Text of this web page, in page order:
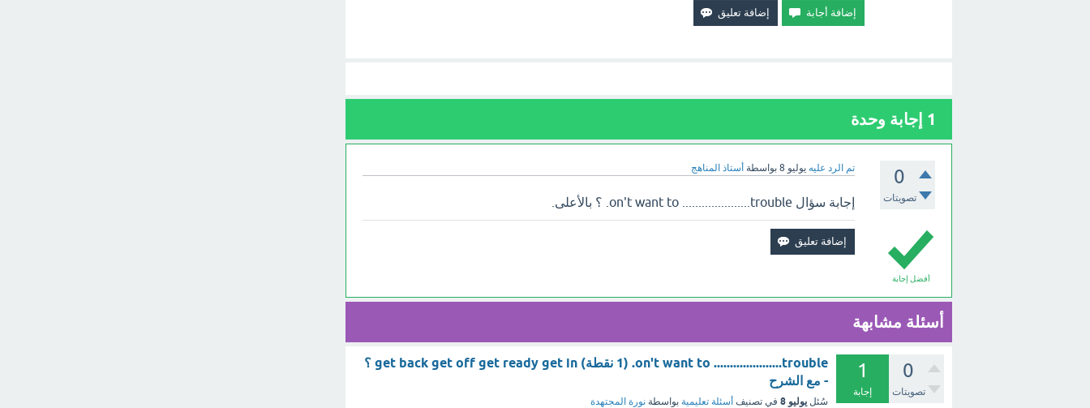
1 إجابة وحدة
0
تصويتات
تم الرد عليه يوليو 8 بواسطة أستاذ المناهج
أفضل إجابة
إجابة سؤال on't want to .....................trouble. ؟ بالأعلى.
أسئلة مشابهة
0
تصويتات
1
إجابة
on't want to .....................trouble. (1 نقطة) get back get off get ready get in ؟
- مع الشرح
سُئل يوليو 8 في تصنيف أسئلة تعليمية بواسطة نورة المجتهدة